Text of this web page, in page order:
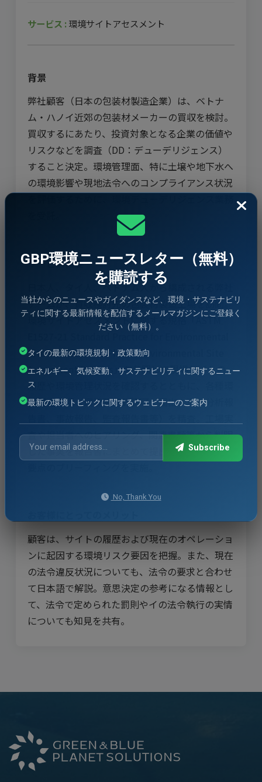
サービス : 環境サイトアセスメント
背景
弊社顧客（日本の包装材製造企業）は、ベトナ
ム・ハノイ近郊の包装材メーカーの買収を検討。
買収するにあたり、投資対象となる企業の価値や
リスクなどを調査（DD：デューデリジェンス）
すること決定。環境管理面、特に土壌や地下水へ
の環境影響や現地法令へのコンプライアンス状況
サービス概要
日本人、タイ人、ベトナム人から構成される弊社
チームが、買収検討先の包装材製造工場を訪問。
環境サイトアセスメントに関する規格「ASTM
Site Assessments: Phase I Environmental Site
Assessment Process」を参照して現場サイトの
履歴や環境管理状況を確認するとともに、各種環
境関連書類（環境関連許認可・届出、環境分析報
査や担当者へのヒアリング、関連書類等から判明
した事実を報告書にまとめて提出するとともに、
顧客は、サイトの履歴および現在のオペレーショ
ンに起因する環境リスク要因を把握。また、現在
の法令違反状況についても、法令の要求と合わせ
て日本語で解説。意思決定の参考になる情報とし
て、法令で定められた罰則やイの法令執行の実情
についても知見を共有。
GBP環境ニュースレター（無料）
を購読する
当社からのニュースやガイダンスなど、環境・サステナビリ
ティに関する最新情報を配信するメールマガジンにご登録く
ださい（無料）。
タイの最新の環境規制・政策動向
エネルギー、気候変動、サステナビリティに関するニュー
ス
最新の環境トピックに関するウェビナーのご案内
Subscribe
No, Thank You